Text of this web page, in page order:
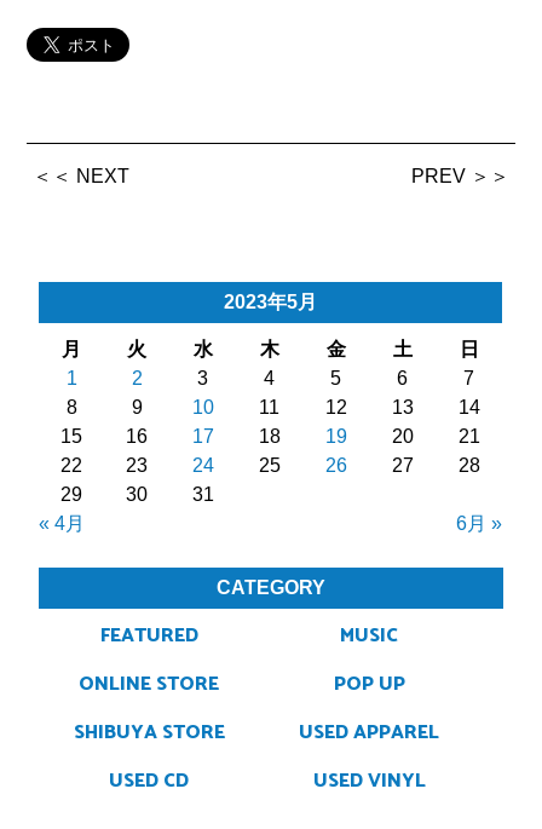
＜＜ NEXT PREV ＞＞
2023年5月
月 火 水 木 金 土 日
« 4月 6月 »
1 2 3 4 5 6
7
8
9 10 11 12 13
14
15
16 17 18 19 20
21
22
23 24 25 26 27
28
29
30 31
CATEGORY
FEATURED
MUSIC
ONLINE STORE
POP UP
SHIBUYA STORE
USED APPAREL
USED CD
USED VINYL